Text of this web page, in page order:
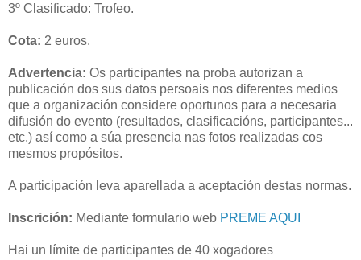
3º Clasificado: Trofeo.
Cota: 2 euros.
Advertencia: Os participantes na proba autorizan a
publicación dos sus datos persoais nos diferentes medios
que a organización considere oportunos para a necesaria
difusión do evento (resultados, clasificacións, participantes...
etc.) así como a súa presencia nas fotos realizadas cos
mesmos propósitos.
A participación leva aparellada a aceptación destas normas.
Inscrición: Mediante formulario web PREME AQUI
Hai un límite de participantes de 40 xogadores